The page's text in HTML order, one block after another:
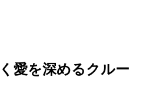
愛を深めるクルー